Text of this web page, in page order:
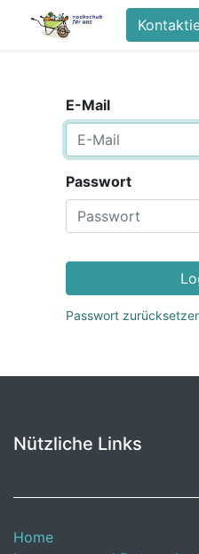
E-Mail
Passwort
Passwort
Nützliche Links
Home